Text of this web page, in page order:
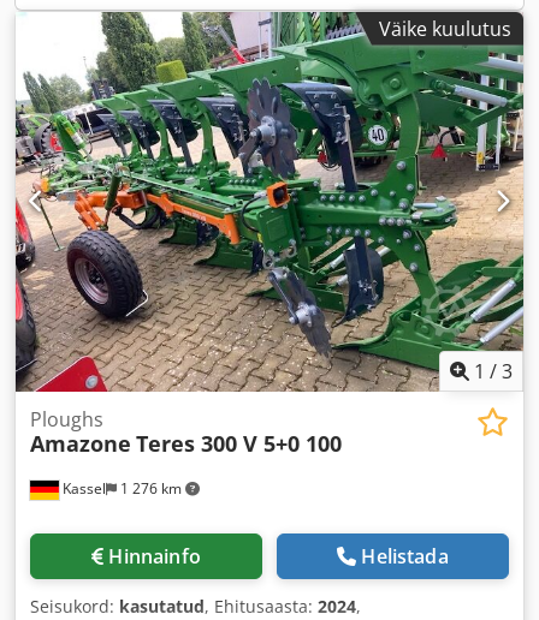
Väike kuulutus
1 /3
Kassel 1 276 km
Ploughs
Amazone Teres 300 V 5+0 100
Hinnainfo Helistada
Seisukord: kasutatud, Ehitusaasta: 2024,